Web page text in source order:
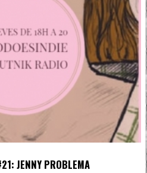
JENNY PROBLEMA